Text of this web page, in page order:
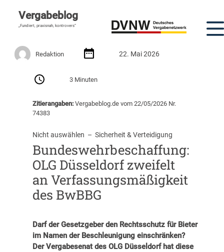
Vergabeblog
„Fundiert, praxisnah, kontrovers“
Redaktion 22. Mai 2026
3 Minuten
Zitierangaben:Vergabeblog.de vom 22/05/2026 Nr.
74383
Nicht auswählen
  –
Sicherheit & Verteidigung
Bundeswehrbeschaffung:
OLG Düsseldorf zweifelt
an Verfassungsmäßigkeit
des BwBBG
Darf der Gesetzgeber den Rechtsschutz für Bieter
im Namen der Beschleunigung einschränken?
Der Vergabesenat des OLG Düsseldorf hat diese